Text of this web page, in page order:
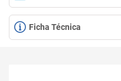
Ficha Técnica